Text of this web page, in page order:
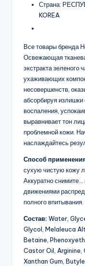
Страна:
KOREA
Все товары бренда
Освежающая
экстракта зеленого
ухаживающих
несовершенств,
абсорбируя
воспаления,
выравнивает тон
проблемной кожи.
наслаждайтесь
Способ
сухую чистую кожу
Аккуратно
движениями
полного впитывания.
Состав: Water,
Glycol, Melaleuca
Betaine,
Castor Oil, Arginine,
Xanthan Gum,